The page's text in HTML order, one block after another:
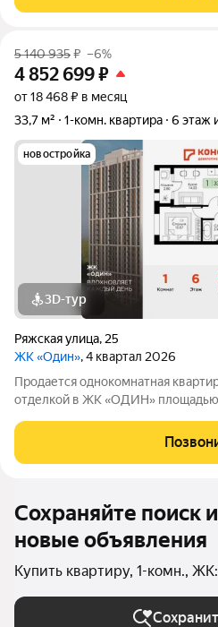
5 140 935₽ –6%
4 852 699₽
от 18 468 ₽ в месяц
33,7 м²
1-комн. квартира 6 этаж
новостройка
3D-тур
Ряжская улица, 25
ЖК «Один», 4 квартал 2026
Продается однокомнатная
отделкой в ЖК «ОДИН» площадью
Сохраняйте поиск
новые объявления
Купить квартиру, 1-комн.,